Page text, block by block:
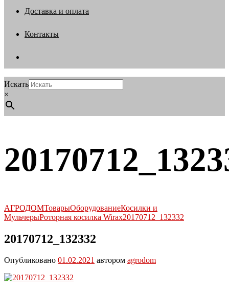
Доставка и оплата
Контакты
Искать
×
АГРОДОМТоварыОборудованиеКосилки и
МульчерыРоторная косилка Wirax20170712_132332
20170712_132332
Опубликовано 01.02.2021 автором agrodom